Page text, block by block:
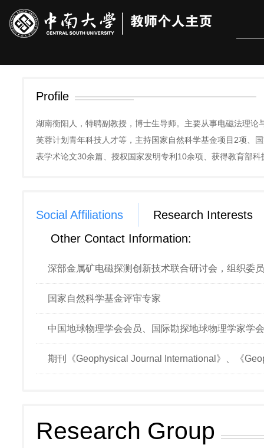
Profile
湖南衡阳人，特聘副教授，博士生导师。主要从事电磁法理
芙蓉计划青年科技人才等，主持国家自然科学基金项目2项、
表学术论文30余篇、授权国家发明专利10余项、获得教育部
Social Affiliations
Research Interests
Other Contact Information:
深部金属矿电磁探测创新技术联合研讨会，组织委
国家自然科学基金评审专家
中国地球物理学会会员、国际勘探地球物理学家学
期刊《Geophysical Journal International》、《
Research Group